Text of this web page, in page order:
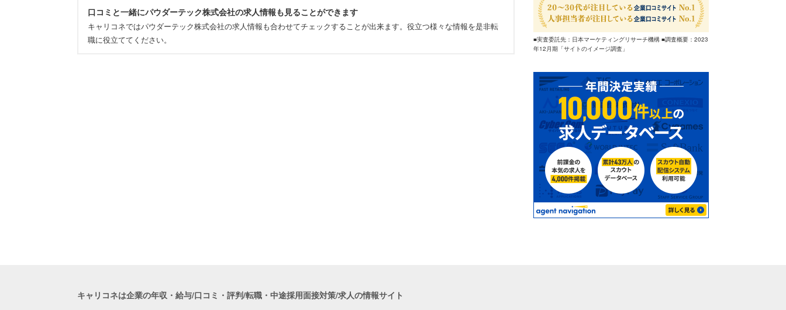
口コミと一緒にパウダーテック株式会社の求人情報も見ることができます
キャリコネではパウダーテック株式会社の求人情報も合わせてチェックすることが出来ます。役立つ様々な情報を是非転
職に役立ててください。
■実査委託先：日本マーケティングリサーチ機構 ■調査概要：2023
年12月期「サイトのイメージ調査」
キャリコネは企業の年収・給与/口コミ・評判/転職・中途採用面接対策/求人の情報サイト